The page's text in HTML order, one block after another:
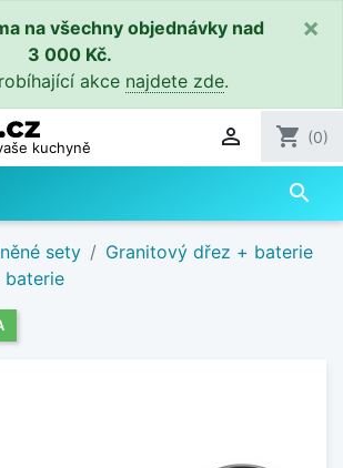
na všechny objednávky nad
3 000 Kč.
akce najdete zde.
×
kuchyně  shopping_cart (0)
search
sety
Granitový dřez + baterie
baterie